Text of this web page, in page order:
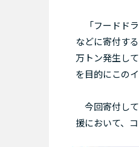
「フードド
などに寄付す
万トン発生し
を目的にこの
今回寄付し
援において、